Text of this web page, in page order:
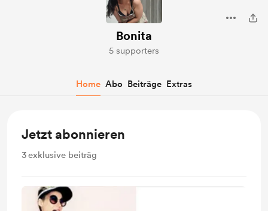
Bonita
5 supporters
Home Abo Beiträge Extras
Jetzt abonnieren
3exklusive beiträg